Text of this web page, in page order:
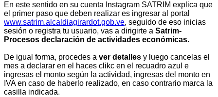
En este sentido en su cuenta Instagram SATRIM explica que
el primer paso que deben realizar es ingresar al portal
www.satrim.alcaldiagirardot.gob.ve, seguido de eso inicias
sesión o registra tu usuario, vas a dirigirte a Satrim-
Procesos declaración de actividades económicas.
De igual forma, procedes a ver detalles y luego cancelas el
mes a declarar en el haces clikc en el recuadro azul e
ingresas el monto según la actividad, ingresas del monto en
IVA en caso de haberlo realizado, en caso contrario marca la
casilla indicada.